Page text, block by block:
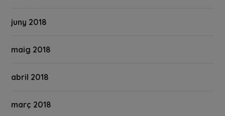
juny 2018
maig 2018
abril 2018
març 2018